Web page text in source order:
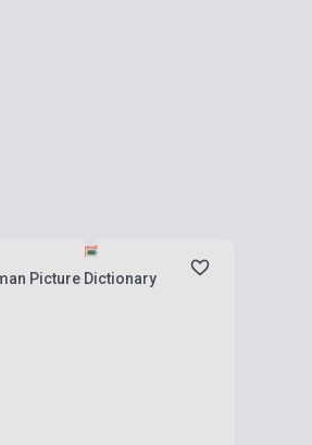
Picture Dictionary